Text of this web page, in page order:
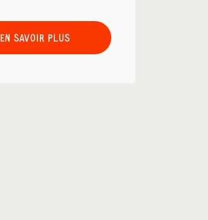
EN SAVOIR PLUS